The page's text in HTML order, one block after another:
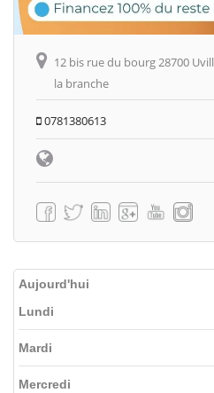
12 bis rue du bourg 28700
la branche
0781380613
Aujourd'hui
Lundi
Mardi
Mercredi